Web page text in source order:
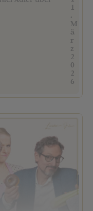
1
.
M
ä
r
z
2
0
2
6